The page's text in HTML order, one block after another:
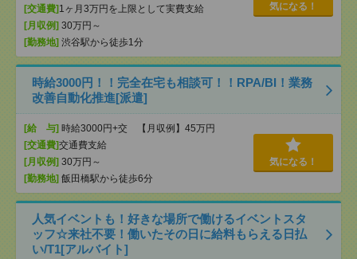
[交通費] 1ヶ月3万円を上限として実費支給
[月収例] 30万円～
[勤務地] 渋谷駅から徒歩1分
気になる！
時給3000円！！完全在宅も相談可！！RPA/BI！業務
改善自動化推進[派遣]
[給 与] 時給3000円+交 【月収例】45万円
[交通費]交通費支給
[月収例] 30万円～
[勤務地] 飯田橋駅から徒歩6分
気になる！
人気イベントも！好きな場所で働けるイベントスタ
ッフ☆来社不要！働いたその日に給料もらえる日払
い/T1[アルバイト]